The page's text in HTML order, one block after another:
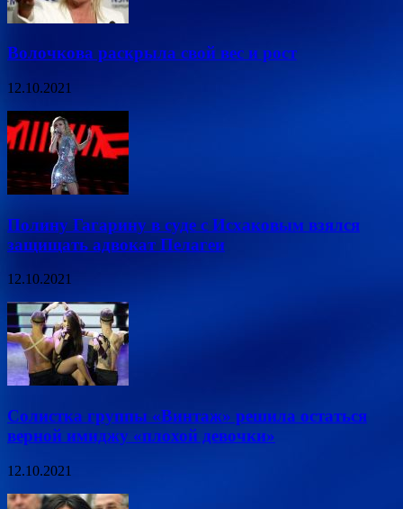
Волочкова раскрыла свой вес и рост
12.10.2021
Полину Гагарину в суде с Исхаковым взялся
защищать адвокат Пелагеи
12.10.2021
Солистка группы «Винтаж» решила остаться
верной имиджу «плохой девочки»
12.10.2021